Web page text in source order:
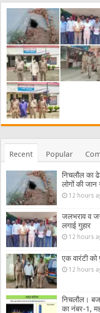
Recent Popular
निचलौल का
लोगों की
12 hours
जलभराव व
लगाई गुहार
12 hours
एक वारंटी को
12 hours
निचलौल।
का नंबर-1,